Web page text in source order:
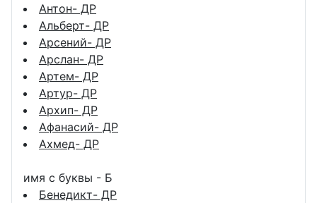
Антон- ДР
Альберт- ДР
Арсений- ДР
Арслан- ДР
Артем- ДР
Артур- ДР
Архип- ДР
Афанасий- ДР
Ахмед- ДР
имя с буквы - Б
Бенедикт- ДР